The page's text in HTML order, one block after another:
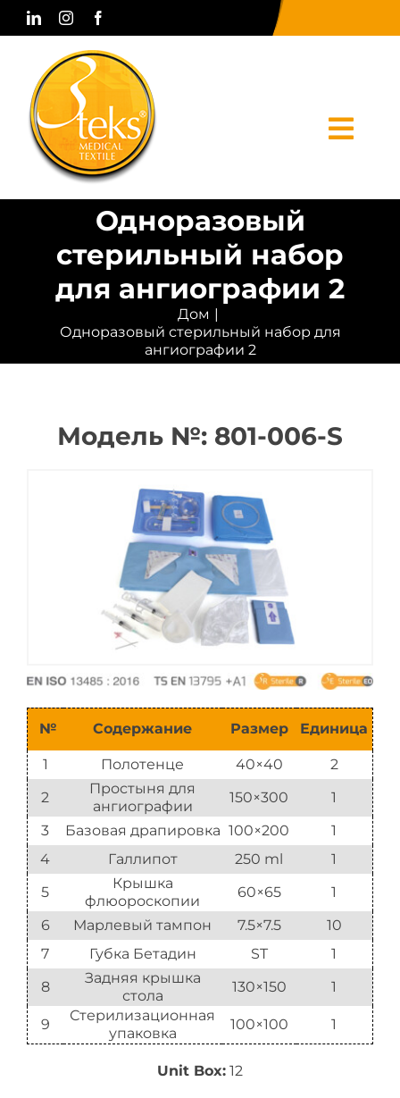
Skip
Дом
корпоративный
Продукты
Печатные СМИ
Каталог
Одноразовый
стерильный набор
для ангиографии 2
Дом
Одноразовый стерильный набор для
ангиографии 2
Модель №: 801-006-S
№ Содержание Размер Единица
1 Полотенце 40×40
2
2
Простыня для
ангиографии
150×300
1
3
Базовая драпировка 100×200
1
4
Галлипот 250 ml
1
5
Крышка
флюороскопии
60×65
1
6
Марлевый тампон 7.5×7.5
10
7
Губка Бетадин ST
1
8
Задняя крышка
стола
130×150 1
9
Стерилизационная
упаковка
100×100 1
Unit Box: 12